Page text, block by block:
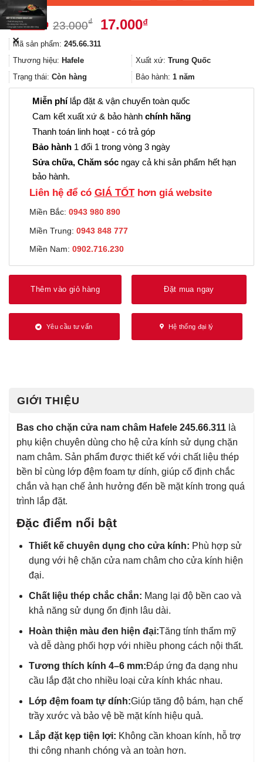
23.000₫
Giá
là:
23.000₫.
17.000₫Giá
là:
17.000₫.
Mã sản phẩm: 245.66.311
Thương hiệu: Hafele Xuất xứ: Trung Quốc
Trạng thái: Còn hàng Bảo hành: 1 năm
Miễn phílắp đặt & vận chuyển toàn quốc
Cam kết xuất xứ & bảo hành chính hãng
Thanh toán linh hoạt - có trả góp
Bảo hành 1 đổi 1 trong vòng 3 ngày
Sửa chữa, Chăm sóc ngay cả khi sản phẩm hết hạn
bảo hành.
Liên hệ để có GIÁ TỐThơn giá website
Miền Bắc: 0943 980 890
Miền Trung: 0943 848 777
Miền Nam: 0902.716.230
Thêm vào giỏ hàng Đặt mua ngay
Yêu cầu tư vấn Hệ thống đại lý
GIỚI THIỆU
Bas cho chặn cửa nam châm Hafele 245.66.311 là
phụ kiện chuyên dùng cho hệ cửa kính sử dụng chặn
nam châm. Sản phẩm được thiết kế với chất liệu thép
bền bỉ cùng lớp đệm foam tự dính, giúp cố định chắc
chắn và hạn chế ảnh hưởng đến bề mặt kính trong quá
trình lắp đặt.
Đặc điểm nổi bật
Thiết kế chuyên dụng cho cửa kính: Phù hợp sử
dụng với hệ chặn cửa nam châm cho cửa kính hiện
đại.
Chất liệu thép chắc chắn: Mang lại độ bền cao và
khả năng sử dụng ổn định lâu dài.
Hoàn thiện màu đen hiện đại:Tăng tính thẩm mỹ
và dễ dàng phối hợp với nhiều phong cách nội thất.
Tương thích kính 4–6 mm:Đáp ứng đa dạng nhu
cầu lắp đặt cho nhiều loại cửa kính khác nhau.
Lớp đệm foam tự dính:Giúp tăng độ bám, hạn chế
trầy xước và bảo vệ bề mặt kính hiệu quả.
Lắp đặt kẹp tiện lợi: Không cần khoan kính, hỗ trợ
thi công nhanh chóng và an toàn hơn.
✕